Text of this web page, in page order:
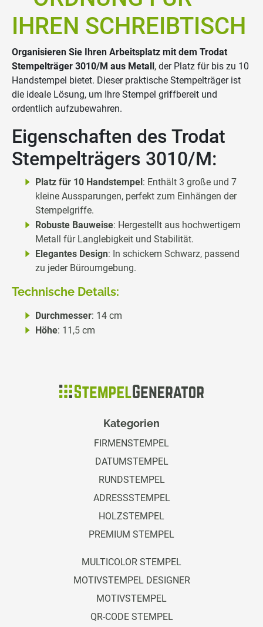
IHREN SCHREIBTISCH
Organisieren Sie Ihren Arbeitsplatz mit dem Trodat
Stempelträger 3010/M aus Metall , der Platz für bis zu 10
Handstempel bietet. Dieser praktische Stempelträger ist
die ideale Lösung, um Ihre Stempel griffbereit und
ordentlich aufzubewahren.
Eigenschaften des Trodat
Stempelträgers 3010/M:
Platz für 10 Handstempel : Enthält 3 große und 7
kleine Aussparungen, perfekt zum Einhängen der
Stempelgriffe.
Robuste Bauweise: Hergestellt aus hochwertigem
Metall für Langlebigkeit und Stabilität.
Elegantes Design: In schickem Schwarz, passend
zu jeder Büroumgebung.
Technische Details:
Durchmesser: 14 cm
Höhe: 11,5 cm
Kategorien
FIRMENSTEMPEL
DATUMSTEMPEL
RUNDSTEMPEL
ADRESSSTEMPEL
HOLZSTEMPEL
PREMIUM STEMPEL
MULTICOLOR STEMPEL
MOTIVSTEMPEL DESIGNER
MOTIVSTEMPEL
QR-CODE STEMPEL